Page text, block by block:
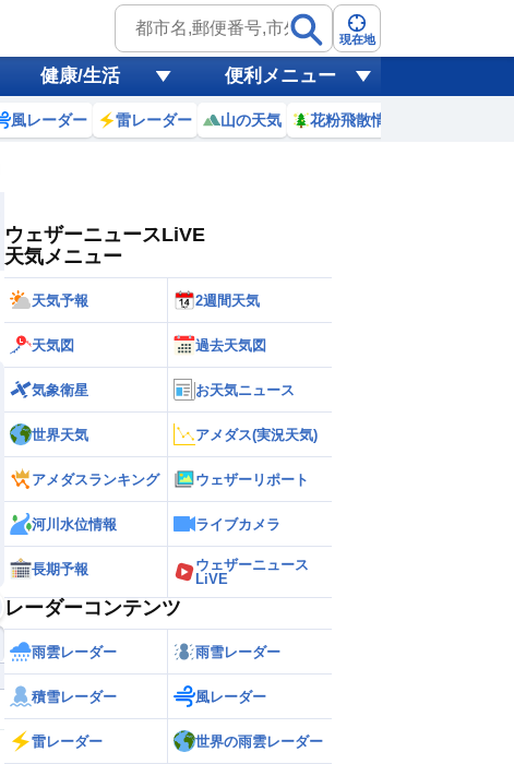
現在地
健康/生活 便利メニュー
風レーダー 雷レーダー 山の天気 花粉飛散情報
風
黄砂
天気 台風
ウェザーニュースLiVE
天気メニュー
天気予報 2週間天気
天気図 過去天気図
気象衛星 お天気ニュース
世界天気 アメダス(実況天気)
アメダスランキング ウェザーリポート
河川水位情報 ライブカメラ
長期予報
ウェザーニュース
LiVE
レーダーコンテンツ
雨雲レーダー 雨雪レーダー
積雪レーダー 風レーダー
雷レーダー 世界の雨雲レーダー